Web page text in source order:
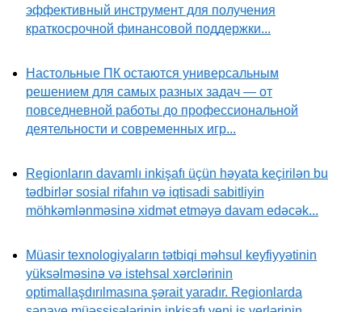
эффективный инструмент для получения
краткосрочной финансовой поддержки...
Настольные ПК остаются универсальным
решением для самых разных задач — от
повседневной работы до профессиональной
деятельности и современных игр...
Regionların davamlı inkişafı üçün həyata keçirilən bu
tədbirlər sosial rifahın və iqtisadi sabitliyin
möhkəmlənməsinə xidmət etməyə davam edəcək...
Müasir texnologiyaların tətbiqi məhsul keyfiyyətinin
yüksəlməsinə və istehsal xərclərinin
optimallaşdırılmasına şərait yaradır. Regionlarda